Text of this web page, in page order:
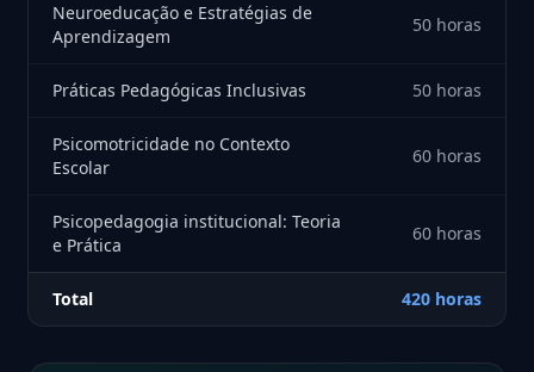
Neuroeducação e Estratégias de
Aprendizagem
50 horas
Práticas Pedagógicas Inclusivas 50 horas
Psicomotricidade no Contexto
Escolar
60 horas
Psicopedagogia institucional: Teoria
e Prática
60 horas
Total 420 horas